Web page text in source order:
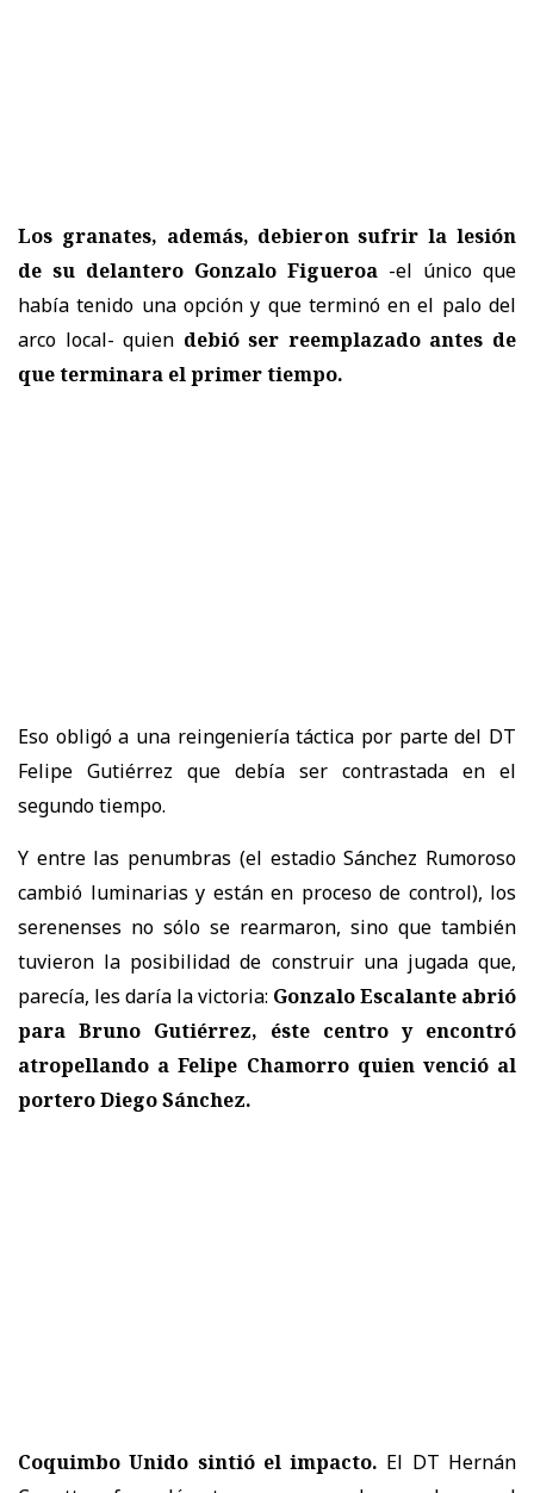
Los granates, además, debieron sufrir la lesión
de su delantero Gonzalo Figueroa -el único que
había tenido una opción y que terminó en el palo del
arco local- quien debió ser reemplazado antes de
que terminara el primer tiempo.
Eso obligó a una reingeniería táctica por parte del DT
Felipe Gutiérrez que debía ser contrastada en el
segundo tiempo.
Y entre las penumbras (el estadio Sánchez Rumoroso
cambió luminarias y están en proceso de control), los
serenenses no sólo se rearmaron, sino que también
tuvieron la posibilidad de construir una jugada que,
parecía, les daría la victoria: Gonzalo Escalante abrió
para Bruno Gutiérrez, éste centro y encontró
atropellando a Felipe Chamorro quien venció al
portero Diego Sánchez.
Coquimbo Unido sintió el impacto. El DT Hernán